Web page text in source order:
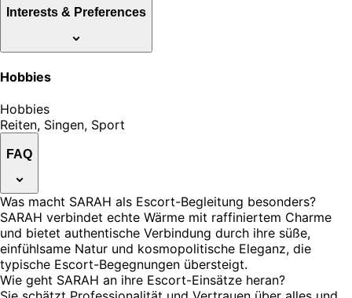
Interests & Preferences
Hobbies
Hobbies
Reiten, Singen, Sport
FAQ
Was macht SARAH als Escort-Begleitung besonders?
SARAH verbindet echte Wärme mit raffiniertem Charme
und bietet authentische Verbindung durch ihre süße,
einfühlsame Natur und kosmopolitische Eleganz, die
typische Escort-Begegnungen übersteigt.
Wie geht SARAH an ihre Escort-Einsätze heran?